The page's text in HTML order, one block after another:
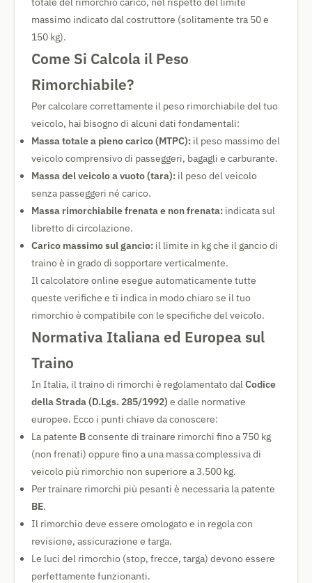
massimo indicato dal costruttore (solitamente tra 50 e
150 kg).
Come Si Calcola il Peso
Rimorchiabile?
Per calcolare correttamente il peso rimorchiabile del tuo
veicolo, hai bisogno di alcuni dati fondamentali:
Massa totale a pieno carico (MTPC): il peso massimo del
veicolo comprensivo di passeggeri, bagagli e carburante.
Massa del veicolo a vuoto (tara): il peso del veicolo
senza passeggeri né carico.
Massa rimorchiabile frenata e non frenata: indicata sul
libretto di circolazione.
Carico massimo sul gancio: il limite in kg che il gancio di
traino è in grado di sopportare verticalmente.
Il calcolatore online esegue automaticamente tutte
queste verifiche e ti indica in modo chiaro se il tuo
rimorchio è compatibile con le specifiche del veicolo.
Normativa Italiana ed Europea sul
Traino
In Italia, il traino di rimorchi è regolamentato dalCodice
della Strada (D.Lgs. 285/1992) e dalle normative
europee. Ecco i punti chiave da conoscere:
La patente Bconsente di trainare rimorchi fino a 750 kg
(non frenati) oppure fino a una massa complessiva di
veicolo più rimorchio non superiore a 3.500 kg.
Per trainare rimorchi più pesanti è necessaria la patente
BE.
Il rimorchio deve essere omologato e in regola con
revisione, assicurazione e targa.
Le luci del rimorchio (stop, frecce, targa) devono essere
perfettamente funzionanti.